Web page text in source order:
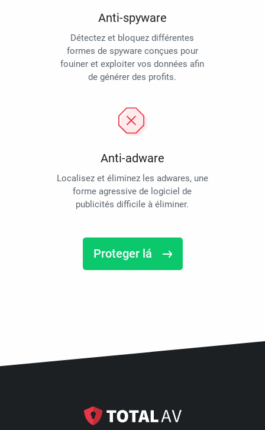
Anti-spyware
Détectez et bloquez différentes
formes de spyware conçues pour
fouiner et exploiter vos données afin
de générer des profits.
Anti-adware
Localisez et éliminez les adwares, une
forme agressive de logiciel de
publicités difficile à éliminer.
Proteger lá